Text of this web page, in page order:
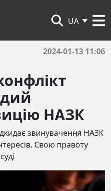
UA
2024-01-13 11:06
НАЗК
звинувачення НАЗК
Свою правоту